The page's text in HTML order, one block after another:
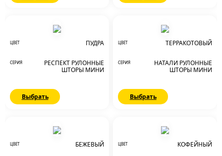
ЦВЕТ ПУДРА
СЕРИЯ
РЕСПЕКТ РУЛОННЫЕ
ШТОРЫ МИНИ
Выбрать
ЦВЕТ ТЕРРАКОТОВЫЙ
СЕРИЯ
НАТАЛИ РУЛОННЫЕ
ШТОРЫ МИНИ
Выбрать
ЦВЕТ БЕЖЕВЫЙ ЦВЕТ КОФЕЙНЫЙ